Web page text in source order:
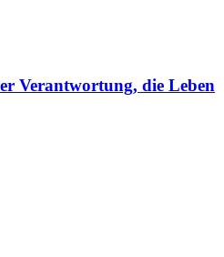
Verantwortung, die Leben